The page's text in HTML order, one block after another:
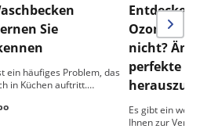
Sie
ein häufiges Problem, das
in Küchen auftritt.…
Entdecken
nicht?
perfekte
Es gibt ein
Ihnen zur